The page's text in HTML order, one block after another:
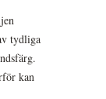
tydliga
kan